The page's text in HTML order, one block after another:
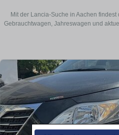
Mit der Lancia-Suche in Aachen
Gebrauchtwagen, Jahreswagen und